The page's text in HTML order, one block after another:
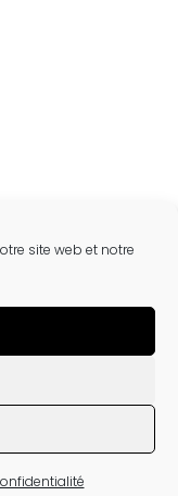
site web et notre